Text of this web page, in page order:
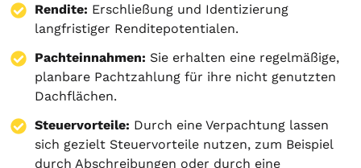
Rendite: Erschließung und Identizierung
langfristiger Renditepotentialen.
Pachteinnahmen: Sie erhalten eine regelmäßige,
planbare Pachtzahlung für ihre nicht genutzten
Dachflächen.
Steuervorteile: Durch eine Verpachtung lassen
sich gezielt Steuervorteile nutzen, zum Beispiel
durch Abschreibungen oder durch eine